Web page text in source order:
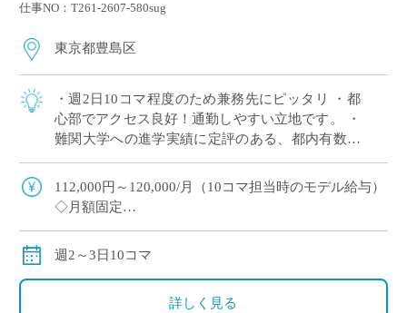
仕事NO：T261-2607-580sug
東京都豊島区
・週2日10コマ程度のため兼務先にピッタリ ・都
心部でアクセス良好！通勤しやすい立地です。 ・
難関大学への進学実績に定評のある、都内有数の
いた環境で授業に取り組めます
112,000円～120,000/月（10コマ担当時のモデル給与）
◇月額固定
週2～3日10コマ
詳しく見る